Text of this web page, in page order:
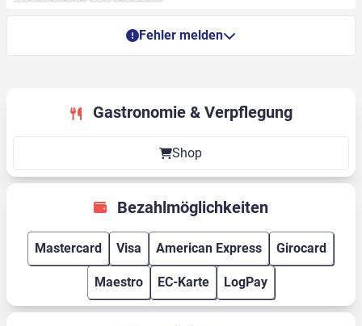
Fehler melden
Gastronomie & Verpflegung
Shop
Bezahlmöglichkeiten
Mastercard Visa American Express Girocard
Maestro EC-Karte LogPay